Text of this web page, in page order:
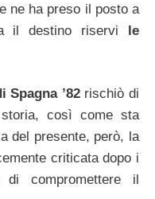
ne ha preso il posto a
il destino riservi le
Spagna ’82rischiò di
storia, così come sta
del presente, però, la
criticata dopo i
compromettere il